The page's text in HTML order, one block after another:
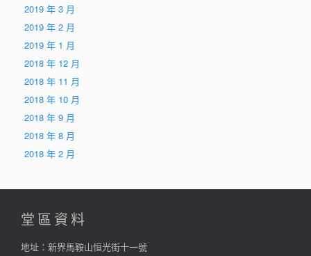
2019 年 3 月
2019 年 2 月
2019 年 1 月
2018 年 12 月
2018 年 11 月
2018 年 10 月
2018 年 9 月
2018 年 8 月
2018 年 2 月
堂區資料
地址：新界馬鞍山恒光街十一號